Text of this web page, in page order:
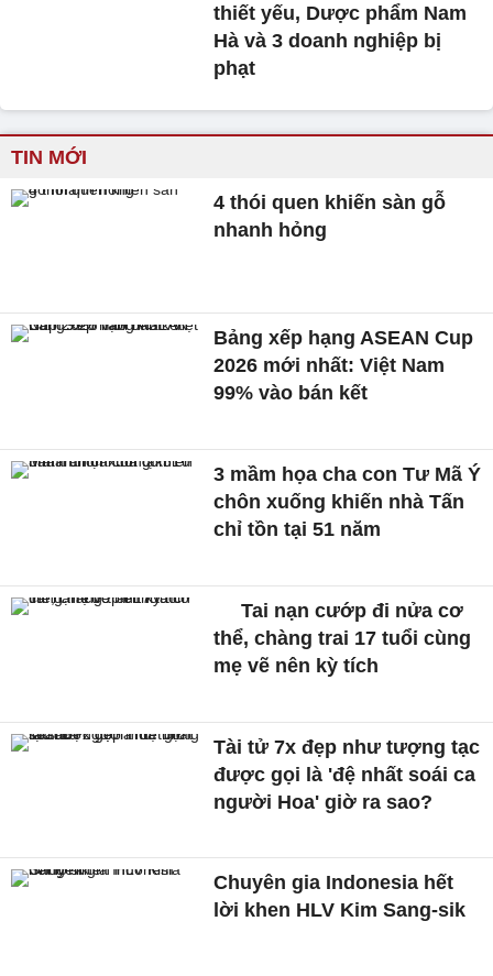
thiết yếu, Dược phẩm Nam
Hà và 3 doanh nghiệp bị
phạt
TIN MỚI
4 thói quen khiến sàn gỗ
nhanh hỏng
Bảng xếp hạng ASEAN Cup
2026 mới nhất: Việt Nam
99% vào bán kết
3 mầm họa cha con Tư Mã Ý
chôn xuống khiến nhà Tấn
chỉ tồn tại 51 năm
Tai nạn cướp đi nửa cơ
thể, chàng trai 17 tuổi cùng
mẹ vẽ nên kỳ tích
Tài tử 7x đẹp như tượng tạc
được gọi là 'đệ nhất soái ca
người Hoa' giờ ra sao?
Chuyên gia Indonesia hết
lời khen HLV Kim Sang-sik